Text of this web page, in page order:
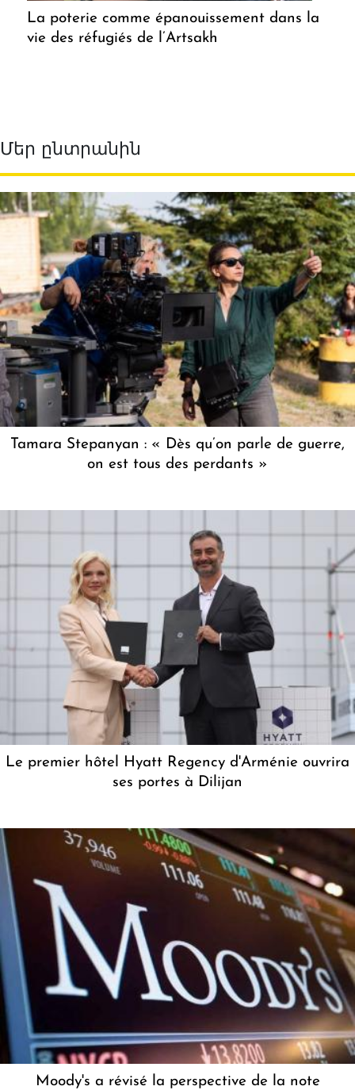
La poterie comme épanouissement dans la
vie des réfugiés de l’Artsakh
Մեր ընտրանին
Tamara Stepanyan : « Dès qu’on parle de guerre,
on est tous des perdants »
Le premier hôtel Hyatt Regency d'Arménie ouvrira
ses portes à Dilijan
Moody's a révisé la perspective de la note